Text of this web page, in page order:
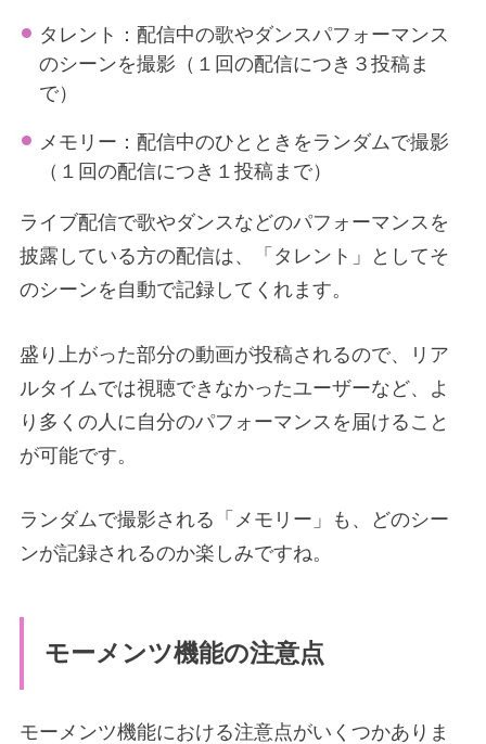
タレント：配信中の歌やダンスパフォーマンス
のシーンを撮影（１回の配信につき３投稿ま
で）
メモリー：配信中のひとときをランダムで撮影
（１回の配信につき１投稿まで）
ライブ配信で歌やダンスなどのパフォーマンスを
披露している方の配信は、「タレント」としてそ
のシーンを自動で記録してくれます。
盛り上がった部分の動画が投稿されるので、リア
ルタイムでは視聴できなかったユーザーなど、よ
り多くの人に自分のパフォーマンスを届けること
が可能です。
ランダムで撮影される「メモリー」も、どのシー
ンが記録されるのか楽しみですね。
モーメンツ機能の注意点
モーメンツ機能における注意点がいくつかありま